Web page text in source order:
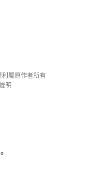
屬原作者所有
明